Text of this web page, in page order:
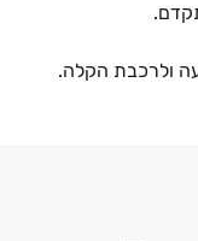
ולרכבת הקלה.